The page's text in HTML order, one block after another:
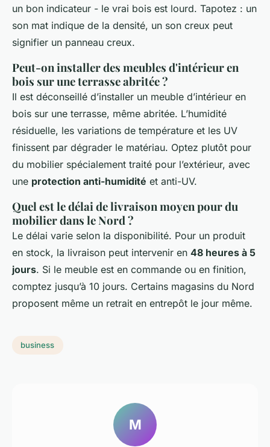
un bon indicateur - le vrai bois est lourd. Tapotez : un
son mat indique de la densité, un son creux peut
signifier un panneau creux.
Peut-on installer des meubles d'intérieur en
bois sur une terrasse abritée ?
Il est déconseillé d’installer un meuble d’intérieur en
bois sur une terrasse, même abritée. L’humidité
résiduelle, les variations de température et les UV
finissent par dégrader le matériau. Optez plutôt pour
du mobilier spécialement traité pour l’extérieur, avec
une protection anti-humidité et anti-UV.
Quel est le délai de livraison moyen pour du
mobilier dans le Nord ?
Le délai varie selon la disponibilité. Pour un produit
en stock, la livraison peut intervenir en 48 heures à 5
jours. Si le meuble est en commande ou en finition,
comptez jusqu’à 10 jours. Certains magasins du Nord
proposent même un retrait en entrepôt le jour même.
business
M